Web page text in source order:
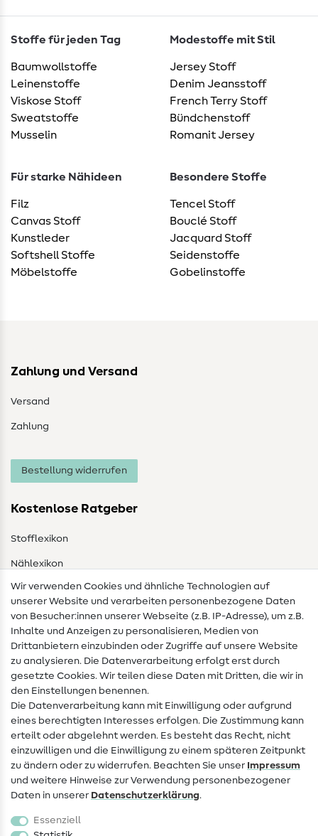
Stoffe für jeden Tag
Baumwollstoffe
Leinenstoffe
Viskose Stoff
Sweatstoffe
Musselin
Modestoffe mit Stil
Jersey Stoff
Denim Jeansstoff
French Terry Stoff
Bündchenstoff
Romanit Jersey
Für starke Nähideen
Filz
Canvas Stoff
Kunstleder
Softshell Stoffe
Möbelstoffe
Besondere Stoffe
Tencel Stoff
Bouclé Stoff
Jacquard Stoff
Seidenstoffe
Gobelinstoffe
Zahlung und Versand
Versand
Zahlung
Bestellung widerrufen
Kostenlose Ratgeber
Stofflexikon
Nählexikon
Nähanleitungen
Hilfe & Kontakt
Kontakt
Infos zum Betreiberwechsel
Widerrufsrecht
Beliebt
Stoffe
Sale
Wir verwenden Cookies und ähnliche Technologien auf
unserer Website und verarbeiten personenbezogene Daten
von Besucher:innen unserer Webseite (z.B. IP-Adresse), um z.B.
Inhalte und Anzeigen zu personalisieren, Medien von
Drittanbietern einzubinden oder Zugriffe auf unsere Website
zu analysieren. Die Datenverarbeitung erfolgt erst durch
gesetzte Cookies. Wir teilen diese Daten mit Dritten, die wir in
den Einstellungen benennen.
Die Datenverarbeitung kann mit Einwilligung oder aufgrund
eines berechtigten Interesses erfolgen. Die Zustimmung kann
erteilt oder abgelehnt werden. Es besteht das Recht, nicht
einzuwilligen und die Einwilligung zu einem späteren Zeitpunkt
zu ändern oder zu widerrufen. Beachten Sie unser Impressum
und weitere Hinweise zur Verwendung personenbezogener
Daten in unserer Daten­schutz­erklärung.
Essenziell